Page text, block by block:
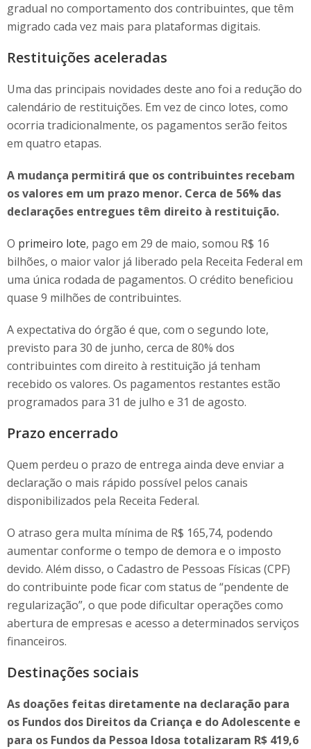
gradual no comportamento dos contribuintes, que têm
migrado cada vez mais para plataformas digitais.
Restituições aceleradas
Uma das principais novidades deste ano foi a redução do
calendário de restituições. Em vez de cinco lotes, como
ocorria tradicionalmente, os pagamentos serão feitos
em quatro etapas.
A mudança permitirá que os contribuintes recebam
os valores em um prazo menor. Cerca de 56% das
declarações entregues têm direito à restituição.
O primeiro lote, pago em 29 de maio, somou R$ 16
bilhões, o maior valor já liberado pela Receita Federal em
uma única rodada de pagamentos. O crédito beneficiou
quase 9 milhões de contribuintes.
A expectativa do órgão é que, com o segundo lote,
previsto para 30 de junho, cerca de 80% dos
contribuintes com direito à restituição já tenham
recebido os valores. Os pagamentos restantes estão
programados para 31 de julho e 31 de agosto.
Prazo encerrado
Quem perdeu o prazo de entrega ainda deve enviar a
declaração o mais rápido possível pelos canais
disponibilizados pela Receita Federal.
O atraso gera multa mínima de R$ 165,74, podendo
aumentar conforme o tempo de demora e o imposto
devido. Além disso, o Cadastro de Pessoas Físicas (CPF)
do contribuinte pode ficar com status de “pendente de
regularização”, o que pode dificultar operações como
abertura de empresas e acesso a determinados serviços
financeiros.
Destinações sociais
As doações feitas diretamente na declaração para
os Fundos dos Direitos da Criança e do Adolescente e
para os Fundos da Pessoa Idosa totalizaram R$ 419,6